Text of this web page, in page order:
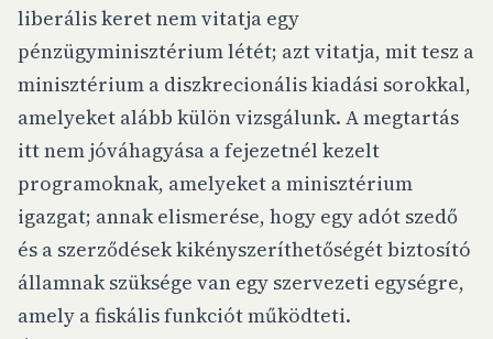
liberális keret nem vitatja egy
pénzügyminisztérium létét; azt vitatja, mit tesz a
minisztérium a diszkrecionális kiadási sorokkal,
amelyeket alább külön vizsgálunk. A megtartás
itt nem jóváhagyása a fejezetnél kezelt
programoknak, amelyeket a minisztérium
igazgat; annak elismerése, hogy egy adót szedő
és a szerződések kikényszeríthetőségét biztosító
államnak szüksége van egy szervezeti egységre,
amely a fiskális funkciót működteti.